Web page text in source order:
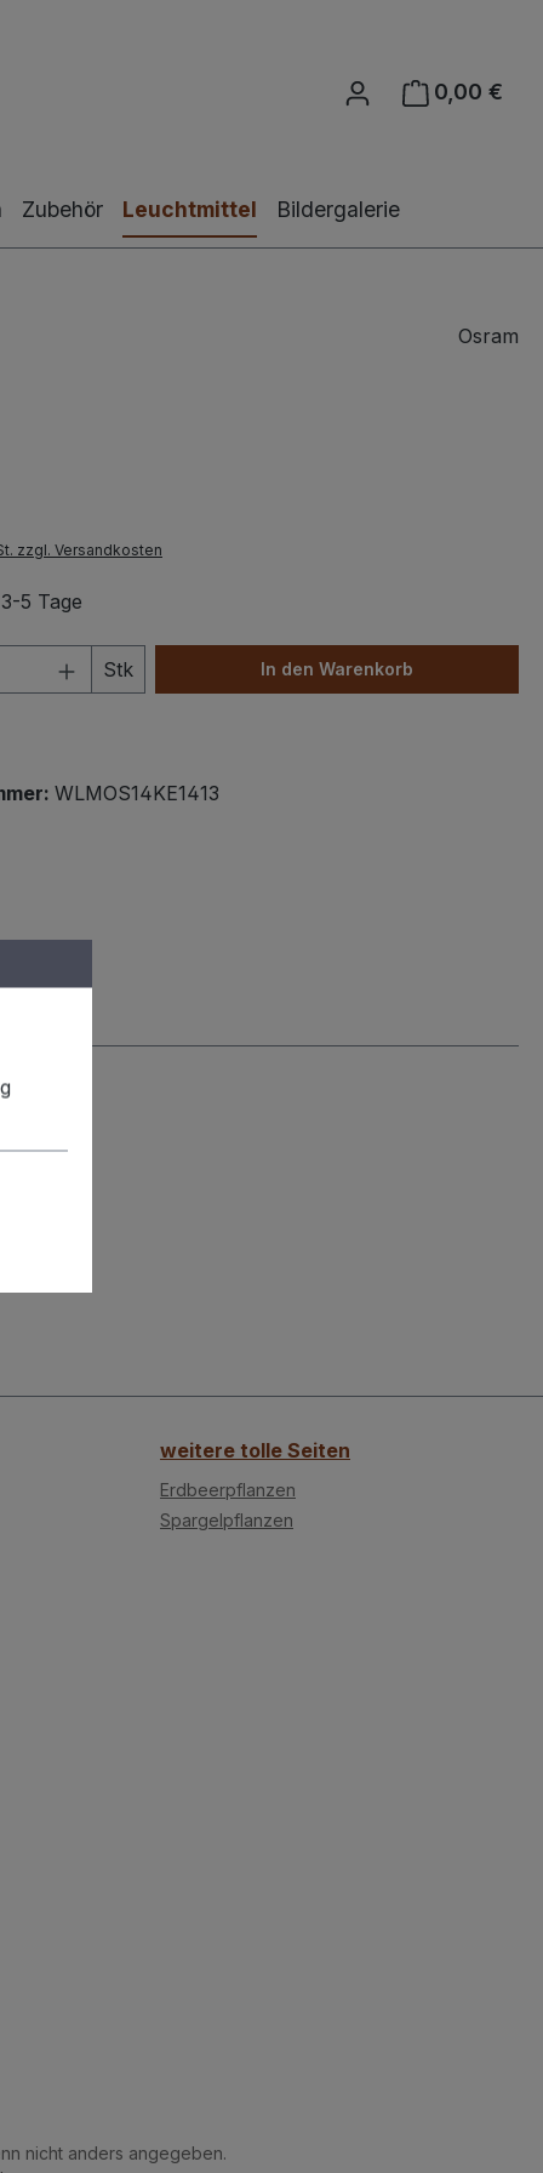
0,00 €
Zubehör Leuchtmittel Bildergalerie
Osram
zzgl. Versandkosten
5 Tage
Anzahl: Gib den gewünschten Wert
Stk In den Warenkorb
WLMOS14KE1413
weitere tolle Seiten
Erdbeerpflanzen
Spargelpflanzen
nicht anders angegeben.